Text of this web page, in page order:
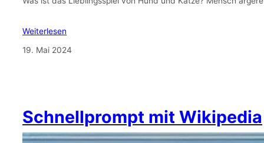
Weiterlesen
19. Mai 2024
Schnellprompt mit Wikipedia